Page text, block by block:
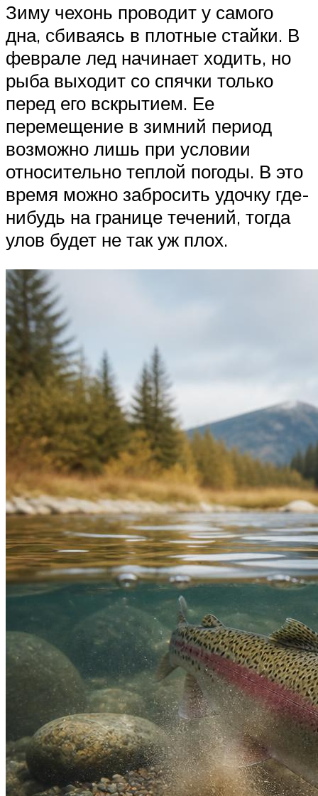
Зиму чехонь проводит у самого
дна, сбиваясь в плотные стайки. В
феврале лед начинает ходить, но
рыба выходит со спячки только
перед его вскрытием. Ее
перемещение в зимний период
возможно лишь при условии
относительно теплой погоды. В это
время можно забросить удочку где-
нибудь на границе течений, тогда
улов будет не так уж плох.